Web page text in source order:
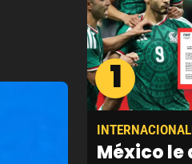
1
México le